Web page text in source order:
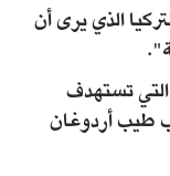
الذي يرى أن
تستهدف
طيب أردوغان